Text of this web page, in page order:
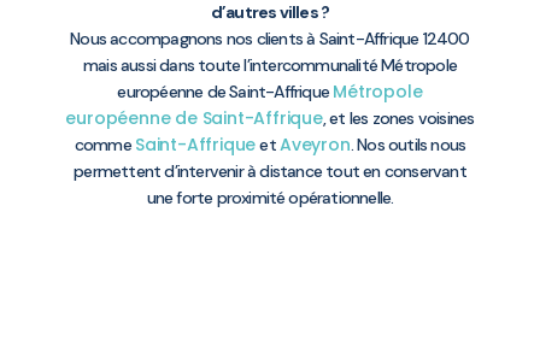
d’autres villes ?
Nous accompagnons nos clients à Saint-Affrique 12400
mais aussi dans toute l’intercommunalité Métropole
européenne de Saint-Affrique Métropole
européenne de Saint-Affrique, et les zones voisines
comme Saint-AffriqueetAveyron. Nos outils nous
permettent d’intervenir à distance tout en conservant
une forte proximité opérationnelle.